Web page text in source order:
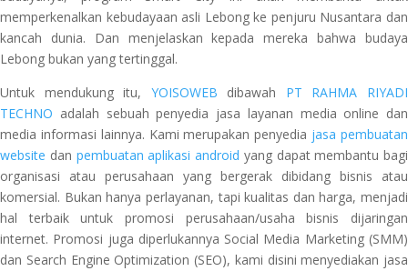
memperkenalkan kebudayaan asli Lebong ke penjuru Nusantara dan
kancah dunia. Dan menjelaskan kepada mereka bahwa budaya
Lebong bukan yang tertinggal.
Untuk mendukung itu, YOISOWEB dibawah PT RAHMA RIYADI
TECHNO adalah sebuah penyedia jasa layanan media online dan
media informasi lainnya. Kami merupakan penyedia jasa pembuatan
website dan pembuatan aplikasi android yang dapat membantu bagi
organisasi atau perusahaan yang bergerak dibidang bisnis atau
komersial. Bukan hanya perlayanan, tapi kualitas dan harga, menjadi
hal terbaik untuk promosi perusahaan/usaha bisnis dijaringan
internet. Promosi juga diperlukannya Social Media Marketing (SMM)
dan Search Engine Optimization (SEO), kami disini menyediakan jasa